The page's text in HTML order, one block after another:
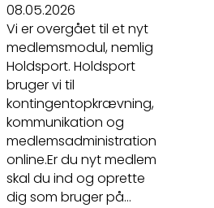
08.05.2026
Vi er overgået til et nyt
medlemsmodul, nemlig
Holdsport. Holdsport
bruger vi til
kontingentopkrævning,
kommunikation og
medlemsadministration
online.Er du nyt medlem
skal du ind og oprette
dig som bruger på…